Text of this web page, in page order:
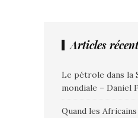
Articles
Le pétrole dans la
mondiale – Daniel
Quand les